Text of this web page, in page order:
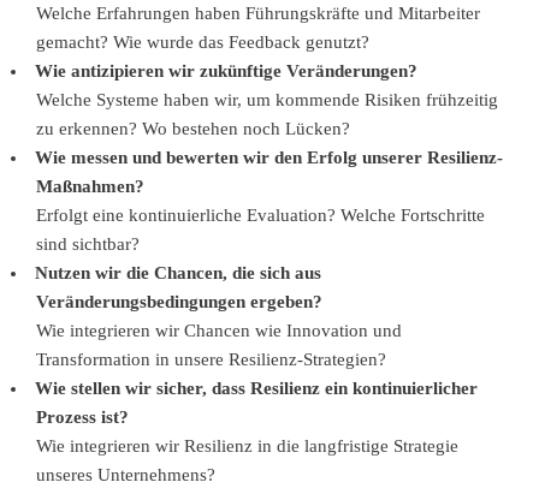
Welche Erfahrungen haben Führungskräfte und Mitarbeiter
gemacht? Wie wurde das Feedback genutzt?
Wie antizipieren wir zukünftige Veränderungen?
Welche Systeme haben wir, um kommende Risiken frühzeitig
zu erkennen? Wo bestehen noch Lücken?
Wie messen und bewerten wir den Erfolg unserer Resilienz-
Maßnahmen?
Erfolgt eine kontinuierliche Evaluation? Welche Fortschritte
sind sichtbar?
Nutzen wir die Chancen, die sich aus
Veränderungsbedingungen ergeben?
Wie integrieren wir Chancen wie Innovation und
Transformation in unsere Resilienz-Strategien?
Wie stellen wir sicher, dass Resilienz ein kontinuierlicher
Prozess ist?
Wie integrieren wir Resilienz in die langfristige Strategie
unseres Unternehmens?